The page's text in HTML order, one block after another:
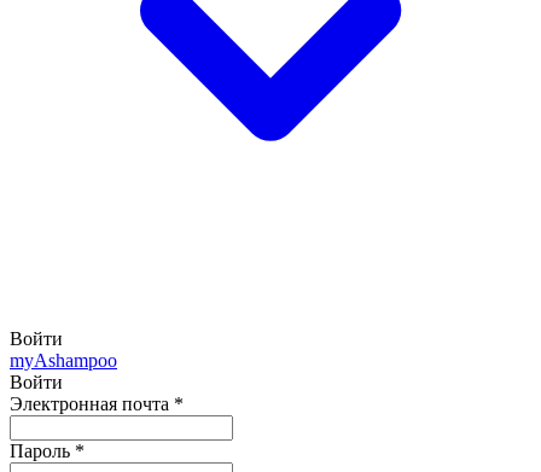
Войти
myAshampoo
Войти
Электронная почта *
Пароль *